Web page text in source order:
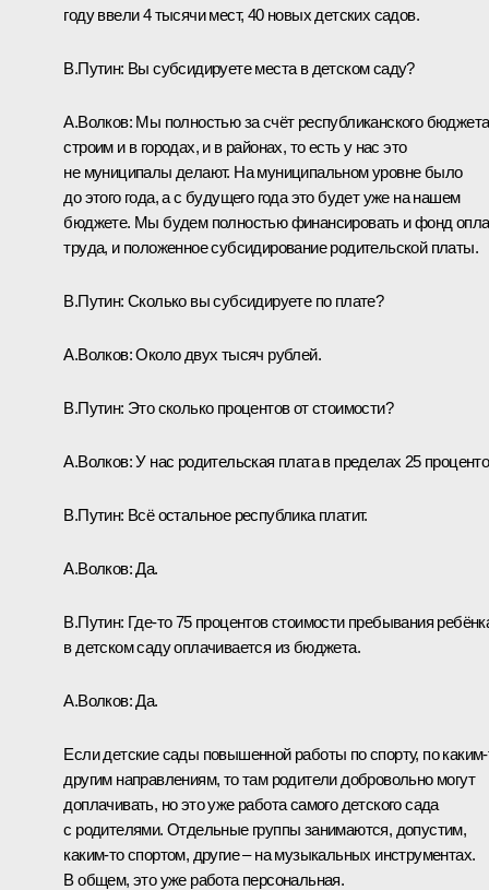
году ввели 4 тысячи мест, 40 новых детских садов.
В.Путин: Вы субсидируете места в детском саду?
А.Волков: Мы полностью за счёт республиканского бюджета
строим и в городах, и в районах, то есть у нас это
не муниципалы делают. На муниципальном уровне было
до этого года, а с будущего года это будет уже на нашем
бюджете. Мы будем полностью финансировать и фонд
труда, и положенное субсидирование родительской платы.
В.Путин: Сколько вы субсидируете по плате?
А.Волков:Около двух тысяч рублей.
В.Путин: Это сколько процентов от стоимости?
А.Волков:У нас родительская плата в пределах 25
В.Путин: Всё остальное республика платит.
А.Волков:Да.
В.Путин: Где‑то 75 процентов стоимости пребывания
в детском саду оплачивается из бюджета.
А.Волков:Да.
Если детские сады повышенной работы по спорту, по
другим направлениям, то там родители добровольно могут
доплачивать, но это уже работа самого детского сада
с родителями. Отдельные группы занимаются, допустим,
каким‑то спортом, другие – на музыкальных инструментах.
В общем, это уже работа персональная.